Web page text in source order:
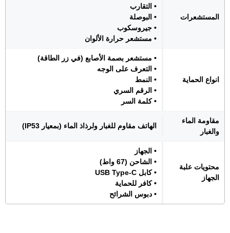
المستشعرات
• التقارب
• البوصلة
• جيروسكوب
• مستشعر حرارة الألوان
انواع الحماية
• مستشعر بصمة الأصابع (في زر الطاقة)
• التعرف على الوجه
• النمط
• الرقم السري
• كلمة السر
مقاومة الماء
والغبار
الهاتف مقاوم للغبار ولرذاذ الماء (بمعيار IP53)
محتويات علبة
الجهاز
• الجهاز
• الشاحن (67 واط)
• كابل USB Type-C
• كافر للحماية
• دبوس الشرائح